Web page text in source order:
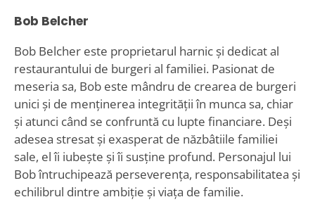
Bob Belcher
Bob Belcher este proprietarul harnic și dedicat al
restaurantului de burgeri al familiei. Pasionat de
meseria sa, Bob este mândru de crearea de burgeri
unici și de menținerea integrității în munca sa, chiar
și atunci când se confruntă cu lupte financiare. Deși
adesea stresat și exasperat de năzbâtiile familiei
sale, el îi iubește și îi susține profund. Personajul lui
Bob întruchipează perseverența, responsabilitatea și
echilibrul dintre ambiție și viața de familie.